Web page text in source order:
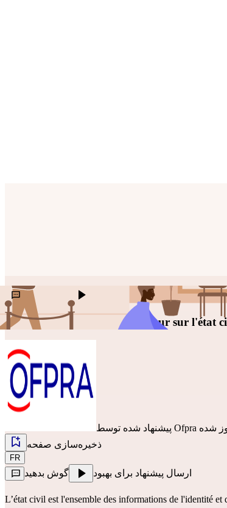
ارسال پیشنهاد برای بهبود گوش بدهید
Demander de corriger une erreur sur l'état
پیشنهاد شده توسط Ofpra
ذخیره‌سازی صفحه
FR
ارسال پیشنهاد برای بهبود گوش بدهید
L’état civil est l'ensemble des informations de l'identité et